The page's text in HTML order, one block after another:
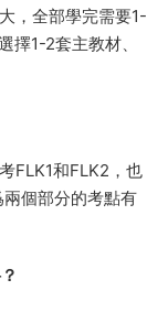
，全部學完需要1-
擇1-2套主教材、
FLK1和FLK2，也
兩個部分的考點有